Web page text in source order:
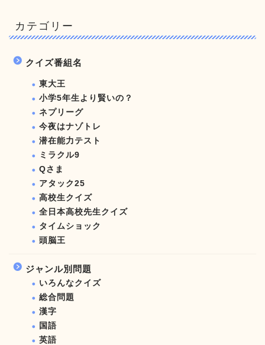
カテゴリー
クイズ番組名
東大王
小学5年生より賢いの？
ネプリーグ
今夜はナゾトレ
潜在能力テスト
ミラクル9
Qさま
アタック25
高校生クイズ
全日本高校先生クイズ
タイムショック
頭脳王
ジャンル別問題
いろんなクイズ
総合問題
漢字
国語
英語